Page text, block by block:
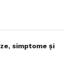
simptome și